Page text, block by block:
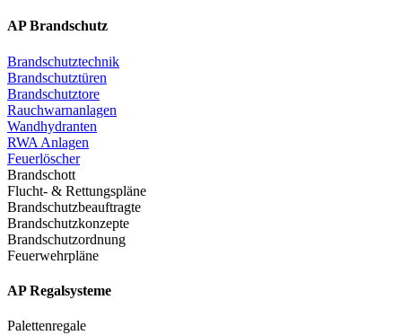
AP Brandschutz
Brandschutztechnik
Brandschutztüren
Brandschutztore
Rauchwarnanlagen
Wandhydranten
RWA Anlagen
Feuerlöscher
Brandschott
Flucht- & Rettungspläne
Brandschutzbeauftragte
Brandschutzkonzepte
Brandschutzordnung
Feuerwehrpläne
AP Regalsysteme
Palettenregale